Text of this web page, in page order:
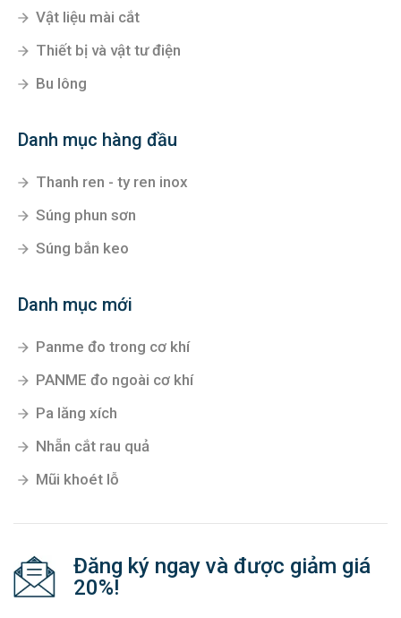
Vật liệu mài cắt
Thiết bị và vật tư điện
Bu lông
Danh mục hàng đầu
Thanh ren - ty ren inox
Súng phun sơn
Súng bắn keo
Danh mục mới
Panme đo trong cơ khí
PANME đo ngoài cơ khí
Pa lăng xích
Nhẵn cắt rau quả
Mũi khoét lỗ
Đăng ký ngay và được giảm giá
20%!